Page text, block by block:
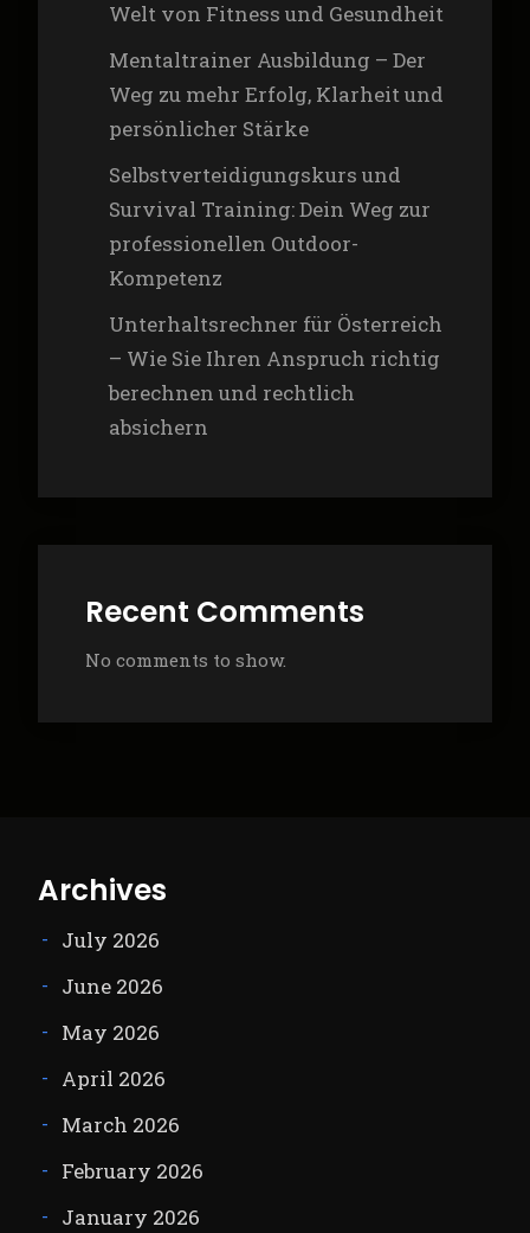
Welt von Fitness und Gesundheit
Mentaltrainer Ausbildung – Der
Weg zu mehr Erfolg, Klarheit und
persönlicher Stärke
Selbstverteidigungskurs und
Survival Training: Dein Weg zur
professionellen Outdoor-
Kompetenz
Unterhaltsrechner für Österreich
– Wie Sie Ihren Anspruch richtig
berechnen und rechtlich
absichern
Recent Comments
No comments to show.
Archives
July 2026
June 2026
May 2026
April 2026
March 2026
February 2026
January 2026